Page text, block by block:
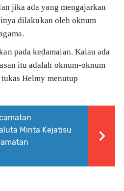
jika ada yang mengajarkan
dilakukan oleh oknum
pada kedamaian. Kalau ada
itu adalah oknum-oknum
Helmy menutup
Minta Kejatisu